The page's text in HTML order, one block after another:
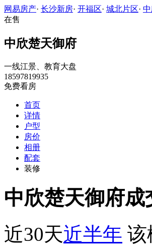
网易房产· 长沙新房· 开福区· 城北片区·
在售
中欣楚天御府
一线江景、教育大盘
18597819935
免费看房
首页
详情
户型
房价
相册
配套
装修
中欣楚天御府成
近30天近半年 该